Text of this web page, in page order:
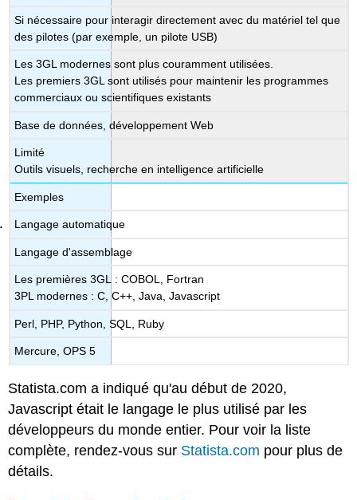
Si nécessaire pour interagir directement avec du matériel tel que
des pilotes (par exemple, un pilote USB)
Les 3GL modernes sont plus couramment utilisées.
Les premiers 3GL sont utilisés pour maintenir les programmes
commerciaux ou scientifiques existants
Base de données, développement Web
Limité
Outils visuels, recherche en intelligence artificielle
Exemples
Langage automatique
Langage d'assemblage
Les premières 3GL : COBOL, Fortran
3PL modernes : C, C++, Java, Javascript
Perl, PHP, Python, SQL, Ruby
Mercure, OPS 5
Statista.com a indiqué qu'au début de 2020,
Javascript était le langage le plus utilisé par les
développeurs du monde entier. Pour voir la liste
complète, rendez-vous sur Statista.com pour plus de
détails.